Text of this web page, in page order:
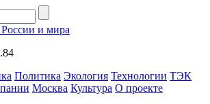
и мира
Политика Экология Технологии ТЭК
Москва Культура О проекте